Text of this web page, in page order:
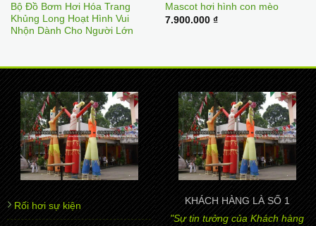
Bộ Đồ Bơm Hơi Hóa Trang
Khủng Long Hoạt Hình Vui
Nhộn Dành Cho Người Lớn
Mascot hơi hình con mèo
7.900.000 ₫
Rối hơi sự kiện
KHÁCH HÀNG LÀ SỐ 1
"Sự tin tưởng của Khách hàng